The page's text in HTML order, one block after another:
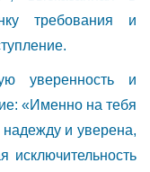
требования и
уверенность и
«Именно на тебя
надежду и уверена,
исключительность